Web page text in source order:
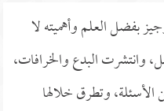
بفضل العلم وأهميته لا
وانتشرت البدع والخرافات،
وتطرق خلالها